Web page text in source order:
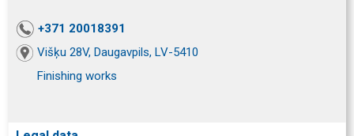
+371 20018391
Višķu 28V, Daugavpils, LV-5410
Finishing works